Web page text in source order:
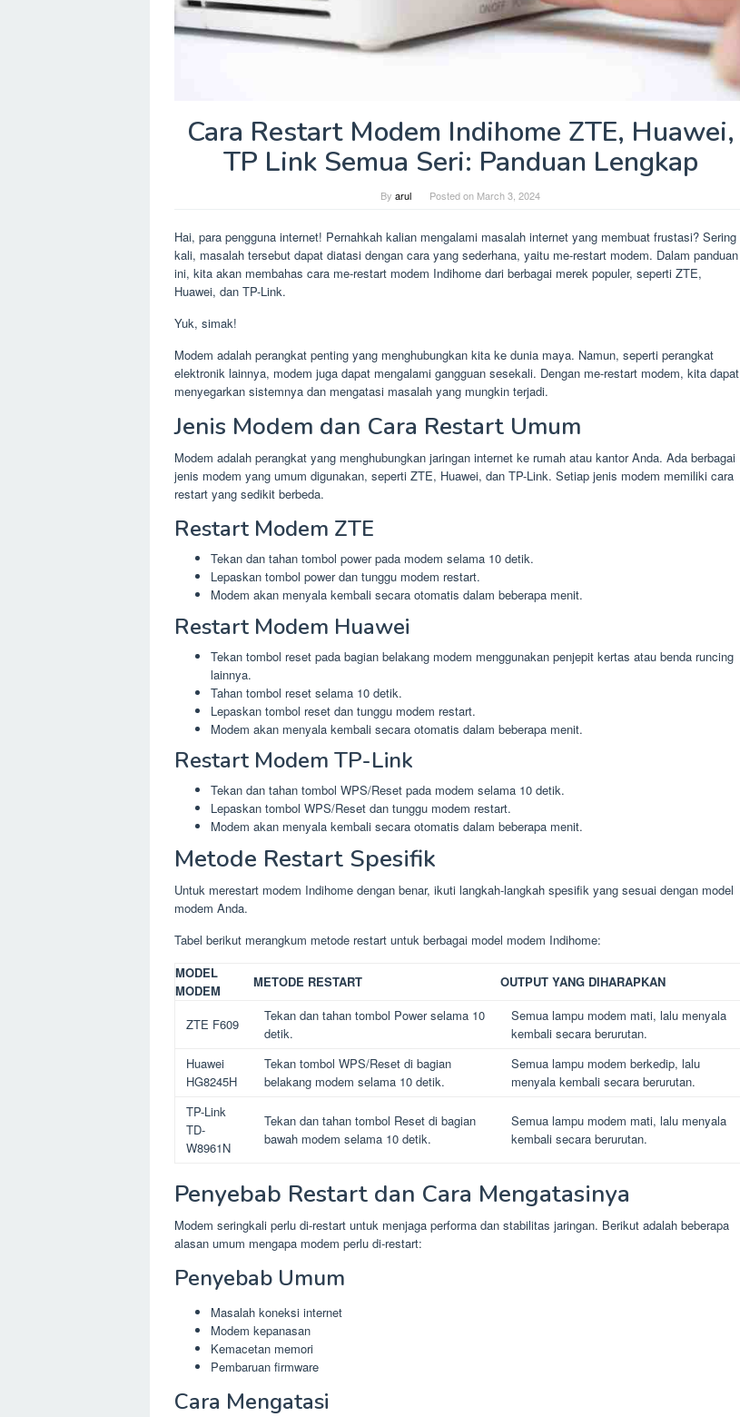
Cara Restart Modem Indihome ZTE, Huawei,
TP Link Semua Seri: Panduan Lengkap
By arul Posted on March 3, 2024
Hai, para pengguna internet! Pernahkah kalian mengalami masalah internet yang membuat frustasi? Sering
kali, masalah tersebut dapat diatasi dengan cara yang sederhana, yaitu me-restart modem. Dalam panduan
ini, kita akan membahas cara me-restart modem Indihome dari berbagai merek populer, seperti ZTE,
Huawei, dan TP-Link.
Yuk, simak!
Modem adalah perangkat penting yang menghubungkan kita ke dunia maya. Namun, seperti perangkat
elektronik lainnya, modem juga dapat mengalami gangguan sesekali. Dengan me-restart modem, kita dapat
menyegarkan sistemnya dan mengatasi masalah yang mungkin terjadi.
Jenis Modem dan Cara Restart Umum
Modem adalah perangkat yang menghubungkan jaringan internet ke rumah atau kantor Anda. Ada berbagai
jenis modem yang umum digunakan, seperti ZTE, Huawei, dan TP-Link. Setiap jenis modem memiliki cara
restart yang sedikit berbeda.
Restart Modem ZTE
Tekan dan tahan tombol power pada modem selama 10 detik.
Lepaskan tombol power dan tunggu modem restart.
Modem akan menyala kembali secara otomatis dalam beberapa menit.
Restart Modem Huawei
Tekan tombol reset pada bagian belakang modem menggunakan penjepit kertas atau benda runcing
lainnya.
Tahan tombol reset selama 10 detik.
Lepaskan tombol reset dan tunggu modem restart.
Modem akan menyala kembali secara otomatis dalam beberapa menit.
Restart Modem TP-Link
Tekan dan tahan tombol WPS/Reset pada modem selama 10 detik.
Lepaskan tombol WPS/Reset dan tunggu modem restart.
Modem akan menyala kembali secara otomatis dalam beberapa menit.
Metode Restart Spesifik
Untuk merestart modem Indihome dengan benar, ikuti langkah-langkah spesifik yang sesuai dengan model
modem Anda.
Tabel berikut merangkum metode restart untuk berbagai model modem Indihome:
MODEL
MODEM
METODE RESTART OUTPUT YANG DIHARAPKAN
ZTE F609
Tekan dan tahan tombol Power selama 10
detik.
Semua lampu modem mati, lalu menyala
kembali secara berurutan.
Huawei
HG8245H
Tekan tombol WPS/Reset di bagian
belakang modem selama 10 detik.
Semua lampu modem berkedip, lalu
menyala kembali secara berurutan.
TP-Link
TD-
W8961N
Tekan dan tahan tombol Reset di bagian
bawah modem selama 10 detik.
Semua lampu modem mati, lalu menyala
kembali secara berurutan.
Penyebab Restart dan Cara Mengatasinya
Modem seringkali perlu di-restart untuk menjaga performa dan stabilitas jaringan. Berikut adalah beberapa
alasan umum mengapa modem perlu di-restart:
Penyebab Umum
Masalah koneksi internet
Modem kepanasan
Kemacetan memori
Pembaruan firmware
Cara Mengatasi